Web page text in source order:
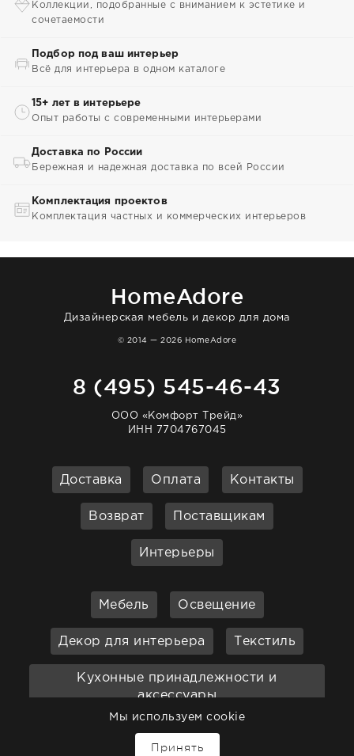
Коллекции, подобранные с вниманием к эстетике и
сочетаемости
Подбор под ваш интерьер
Всё для интерьера в одном каталоге
15+ лет в интерьере
Опыт работы с современными интерьерами
Доставка по России
Бережная и надежная доставка по всей России
Комплектация проектов
Комплектация частных и коммерческих интерьеров
HomeAdore
Дизайнерская мебель и декор для дома
© 2014 — 2026 HomeAdore
8 (495) 545-46-43
ООО «Комфорт Трейд»
ИНН 7704767045
Доставка Оплата Контакты
Возврат Поставщикам
Интерьеры
Мебель Освещение
Декор для интерьера Текстиль
Кухонные принадлежности и
аксессуары
Ванная Садовая мебель
Мы используем cookie
Принять